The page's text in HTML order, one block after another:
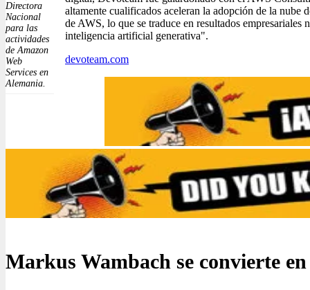
Directora
Nacional
para las
actividades
de Amazon
Web
Services en
Alemania.
altamente cualificados aceleran la adopción de la nube
de AWS, lo que se traduce en resultados
inteligencia artificial generativa".
devoteam.com
Markus Wambach se convierte